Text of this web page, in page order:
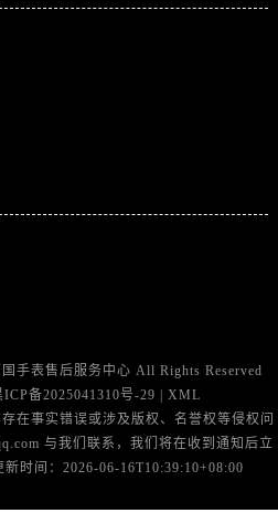
国手表售后服务中心 All Rights Reserved
ICP备2025041310号-29 | XML
在事实错误或涉及版权、名誉权等侵权问
与我们联系，我们将在收到通知后立
时间：2026-06-16T10:39:10+08:00